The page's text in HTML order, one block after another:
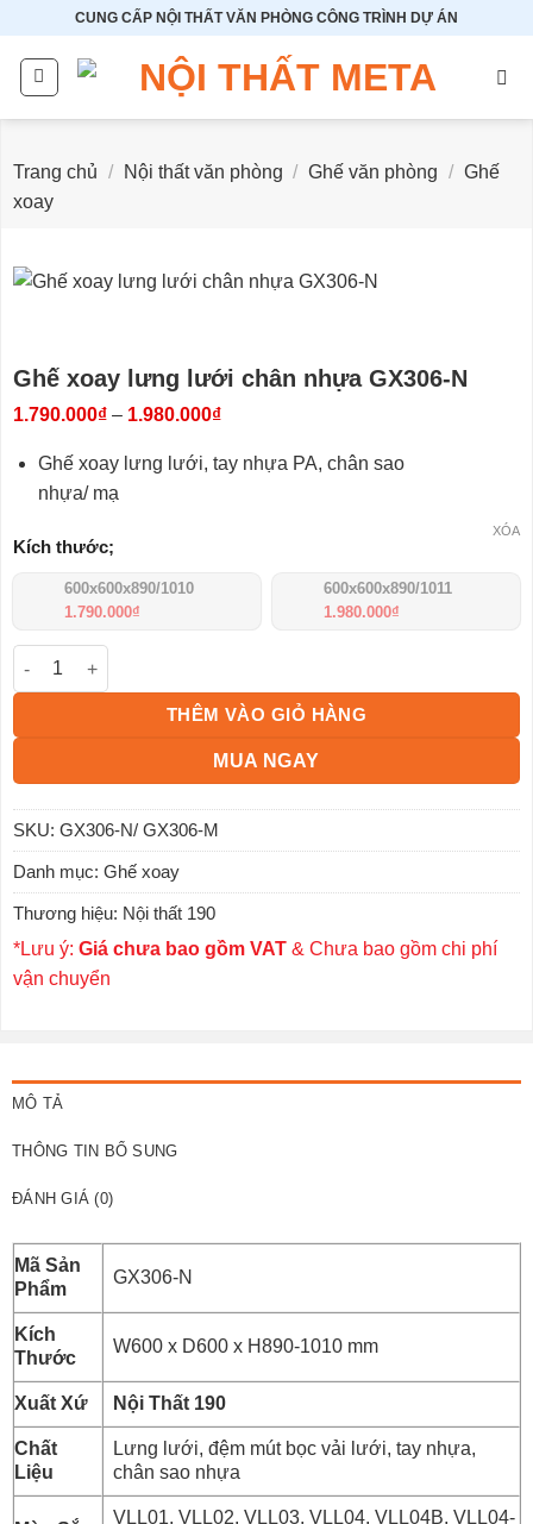
dung
CUNG CẤP NỘI THẤT VĂN PHÒNG CÔNG TRÌNH DỰ ÁN
Trang chủ / Nội thất văn phòng / Ghế văn phòng / Ghế
xoay
Ghế xoay lưng lưới chân nhựa GX306-N
1.790.000₫ – 1.980.000₫Khoảng
1.790.000₫
Ghế xoay lưng lưới, tay nhựa PA, chân sao
nhựa/ mạ
Kích thước;
600x600x890/1010
1.790.000₫
600x600x890/1011
1.980.000₫
XÓA
Ghế xoay lưng lưới chân nhựa GX306-N số lượng
THÊM VÀO GIỎ HÀNG
MUA NGAY
SKU: GX306-N/ GX306-M
Danh mục: Ghế xoay
Thương hiệu: Nội thất 190
*Lưu ý: Giá chưa bao gồm VAT & Chưa bao gồm chi phí
vận chuyển
MÔ TẢ
THÔNG TIN BỔ SUNG
ĐÁNH GIÁ (0)
Mã Sản
Phẩm
GX306-N
Kích
Thước
W600 x D600 x H890-1010 mm
Xuất Xứ Nội Thất 190
Chất
Liệu
Lưng lưới, đệm mút bọc vải lưới, tay nhựa,
chân sao nhựa
VLL01, VLL02, VLL03, VLL04, VLL04B, VLL04-